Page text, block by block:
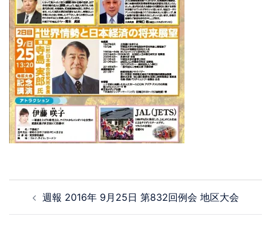
週報 2016年 9月25日 第832回例会 地区大会